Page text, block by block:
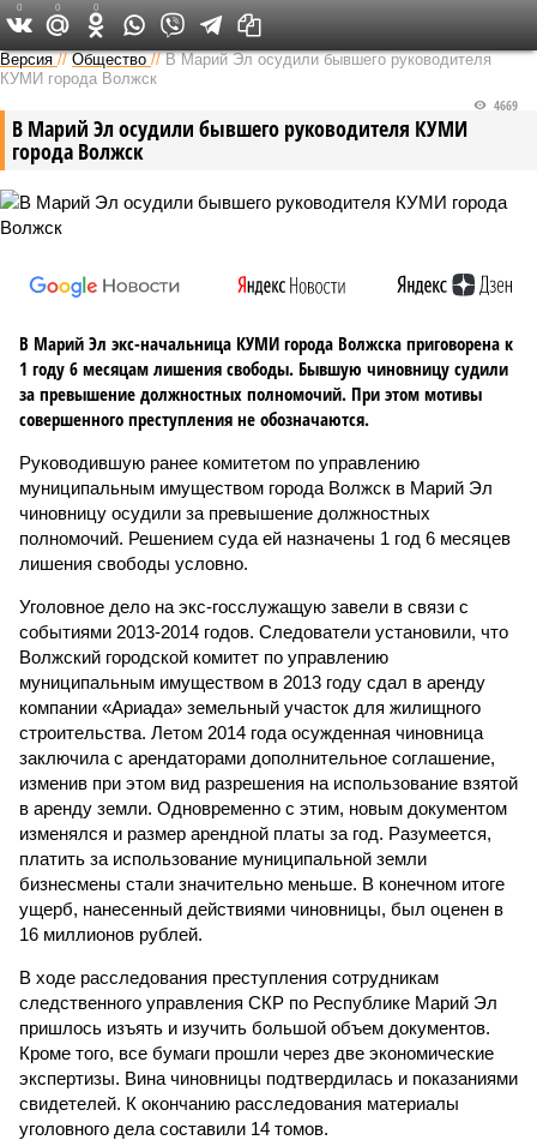
Версия в Чувашии
Версия //Общество //В Марий Эл осудили бывшего руководителя
КУМИ города Волжск
В Марий Эл осудили бывшего руководителя КУМИ
города Волжск
4669
В Марий Эл экс-начальница КУМИ города Волжска приговорена к
1 году 6 месяцам лишения свободы. Бывшую чиновницу судили
за превышение должностных полномочий. При этом мотивы
совершенного преступления не обозначаются.
Руководившую ранее комитетом по управлению
муниципальным имуществом города Волжск в Марий Эл
чиновницу осудили за превышение должностных
полномочий. Решением суда ей назначены 1 год 6 месяцев
лишения свободы условно.
Уголовное дело на экс-госслужащую завели в связи с
событиями 2013-2014 годов. Следователи установили, что
Волжский городской комитет по управлению
муниципальным имуществом в 2013 году сдал в аренду
компании «Ариада» земельный участок для жилищного
строительства. Летом 2014 года осужденная чиновница
заключила с арендаторами дополнительное соглашение,
изменив при этом вид разрешения на использование взятой
в аренду земли. Одновременно с этим, новым документом
изменялся и размер арендной платы за год. Разумеется,
платить за использование муниципальной земли
бизнесмены стали значительно меньше. В конечном итоге
ущерб, нанесенный действиями чиновницы, был оценен в
16 миллионов рублей.
В ходе расследования преступления сотрудникам
следственного управления СКР по Республике Марий Эл
пришлось изъять и изучить большой объем документов.
Кроме того, все бумаги прошли через две экономические
экспертизы. Вина чиновницы подтвердилась и показаниями
свидетелей. К окончанию расследования материалы
уголовного дела составили 14 томов.
0 0 0